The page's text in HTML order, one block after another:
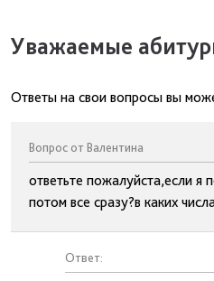
Уважаемые
Ответы на свои вопросы вы
Вопрос от Валентина
ответьте пожалуйста,если я
потом все сразу?в каких
Ответ: